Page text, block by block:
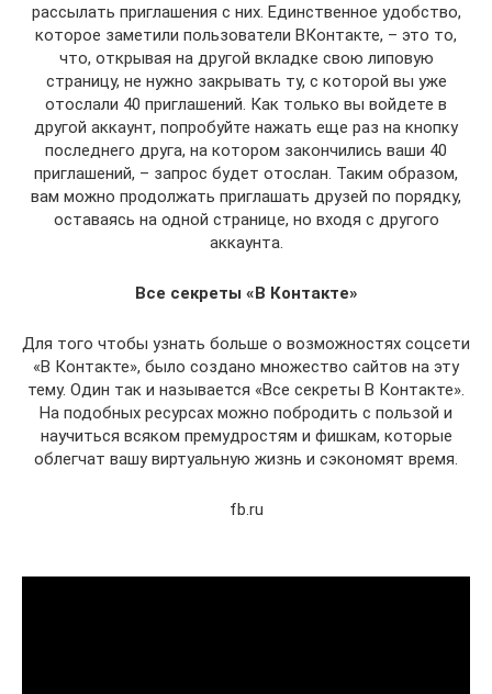
рассылать приглашения с них. Единственное удобство,
которое заметили пользователи ВКонтакте, – это то,
что, открывая на другой вкладке свою липовую
страницу, не нужно закрывать ту, с которой вы уже
отослали 40 приглашений. Как только вы войдете в
другой аккаунт, попробуйте нажать еще раз на кнопку
последнего друга, на котором закончились ваши 40
приглашений, – запрос будет отослан. Таким образом,
вам можно продолжать приглашать друзей по порядку,
оставаясь на одной странице, но входя с другого
аккаунта.
Все секреты «В Контакте»
Для того чтобы узнать больше о возможностях соцсети
«В Контакте», было создано множество сайтов на эту
тему. Один так и называется «Все секреты В Контакте».
На подобных ресурсах можно побродить с пользой и
научиться всяком премудростям и фишкам, которые
облегчат вашу виртуальную жизнь и сэкономят время.
fb.ru